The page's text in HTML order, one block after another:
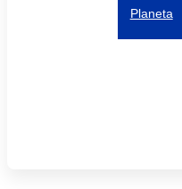
Planeta